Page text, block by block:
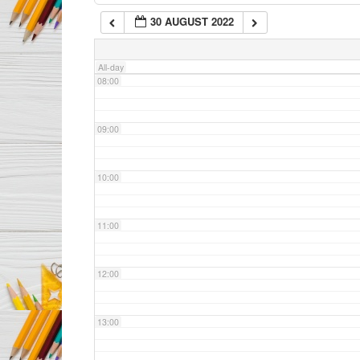
30 AUGUST 2022
All-day
07:00
08:00
09:00
10:00
11:00
12:00
13:00